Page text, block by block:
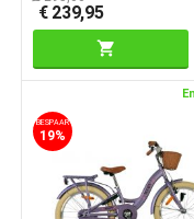
€ 239,95
BESPAAR
19%